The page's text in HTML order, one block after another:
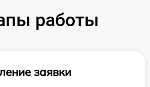
работы
заявки